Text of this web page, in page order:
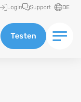
Login Support DE
Testen